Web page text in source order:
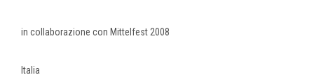
in collaborazione con Mittelfest 2008
Italia